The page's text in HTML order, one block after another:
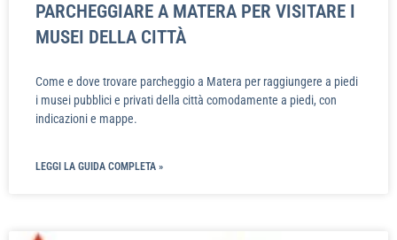
PARCHEGGIARE A MATERA PER VISITARE I
MUSEI DELLA CITTÀ
Come e dove trovare parcheggio a Matera per raggiungere a piedi
i musei pubblici e privati della città comodamente a piedi, con
indicazioni e mappe.
LEGGI LA GUIDA COMPLETA »